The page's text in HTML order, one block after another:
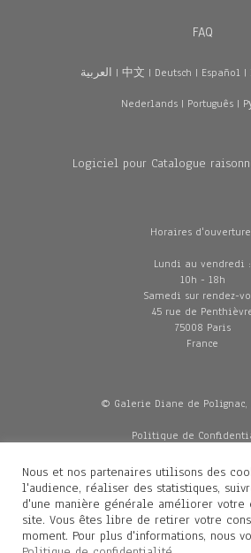
FAQ
العربية | 中文 | Deutsch | Español |
Nederlands| Português|
Logiciel pour Catalogue
Horaires
Lundi au vendredi :
10h - 18h
Samedi sur rendez-
45 rue de
75008 Paris
France
© Galerie Diane de Polignac,
Politique de
Mentions légales
Livraisons
Contacts
Nous et nos partenaires utilisons des
l'audience, réaliser des statistiques,
d'une manière générale améliorer votre
site. Vous êtes libre de retirer votre
moment. Pour plus d'informations, nous